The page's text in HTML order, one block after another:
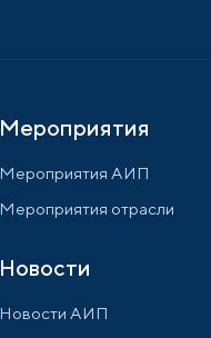
Мероприятия
Мероприятия АИП
Мероприятия отрасли
Новости
Новости АИП